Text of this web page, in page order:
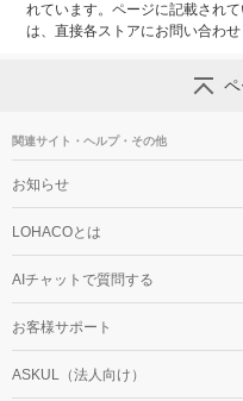
れています。ページに記載され
は、直接各ストアにお問い合わせ
関連サイト・ヘルプ・その他
お知らせ
LOHACOとは
AIチャットで質問する
お客様サポート
ASKUL（法人向け）